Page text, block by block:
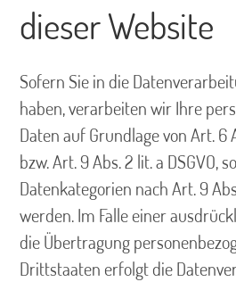
dieser Website
Sofern Sie in die
haben, verarbeiten wir Ihre
Daten auf Grundlage von Art. 6
bzw. Art. 9 Abs. 2 lit. a DSGVO,
Datenkategorien nach Art. 9
werden. Im Falle einer
die Übertragung
Drittstaaten erfolgt die